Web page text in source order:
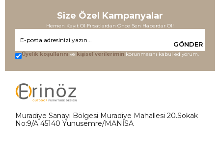
Size Özel Kampanyalar
Hemen Kayıt Ol Fırsatlardan Önce Sen Haberdar Ol!
GÖNDER
Üyelik koşullarını ve kişisel verilerimin korunmasını kabul ediyorum.
Muradiye Sanayi Bölgesi Muradiye Mahallesi 20.Sokak
No:9/A 45140 Yunusemre/MANİSA